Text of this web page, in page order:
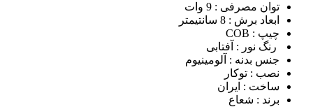
توان مصرفی : 9 وات
ابعاد برش : 8 سانتیمتر
چیپ : COB
رنگ نور : آفتابی
جنس بدنه : آلومینیوم
نصب : توکار
ساخت : ایران
برند : شعاع